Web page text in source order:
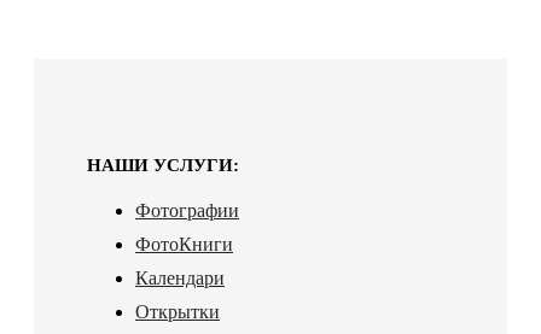
НАШИ УСЛУГИ:
Фотографии
ФотоКниги
Календари
Открытки